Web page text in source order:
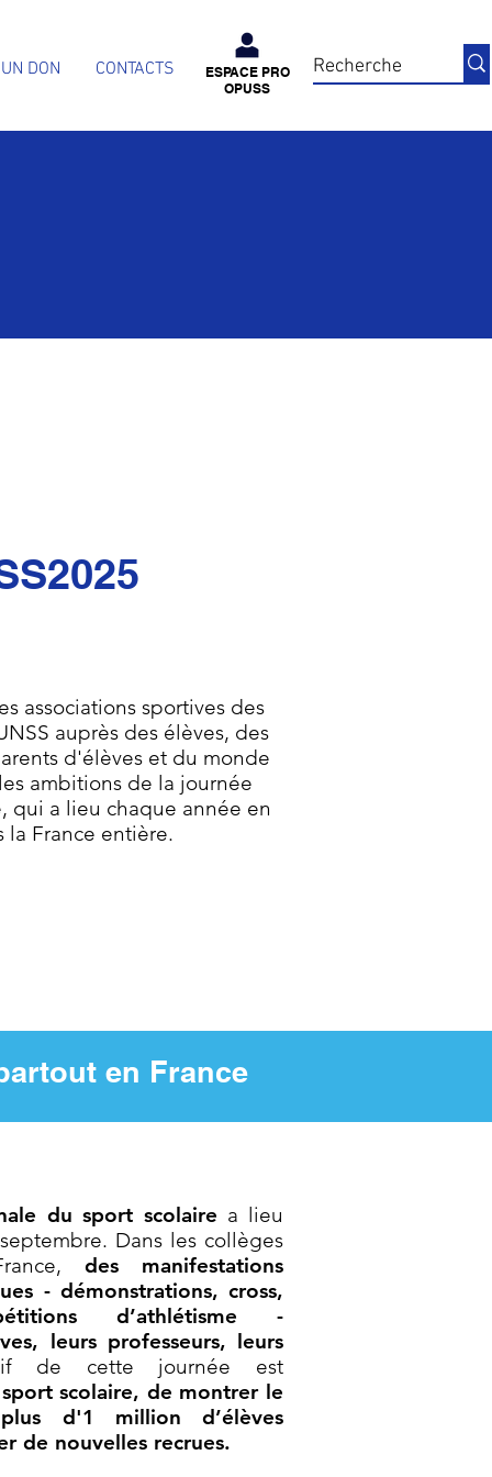
DON CONTACTS
ESPACE PRO
OPUSS
associations sportives des
auprès des élèves, des
d'élèves et du monde
ambitions de la journée
qui a lieu chaque année en
la France entière.
en France
du sport scolaire a lieu
Dans les collèges
des manifestations
- démonstrations, cross,
d’athlétisme -
leurs professeurs, leurs
de cette journée est
scolaire, de montrer le
d'1 million d’élèves
de nouvelles recrues.